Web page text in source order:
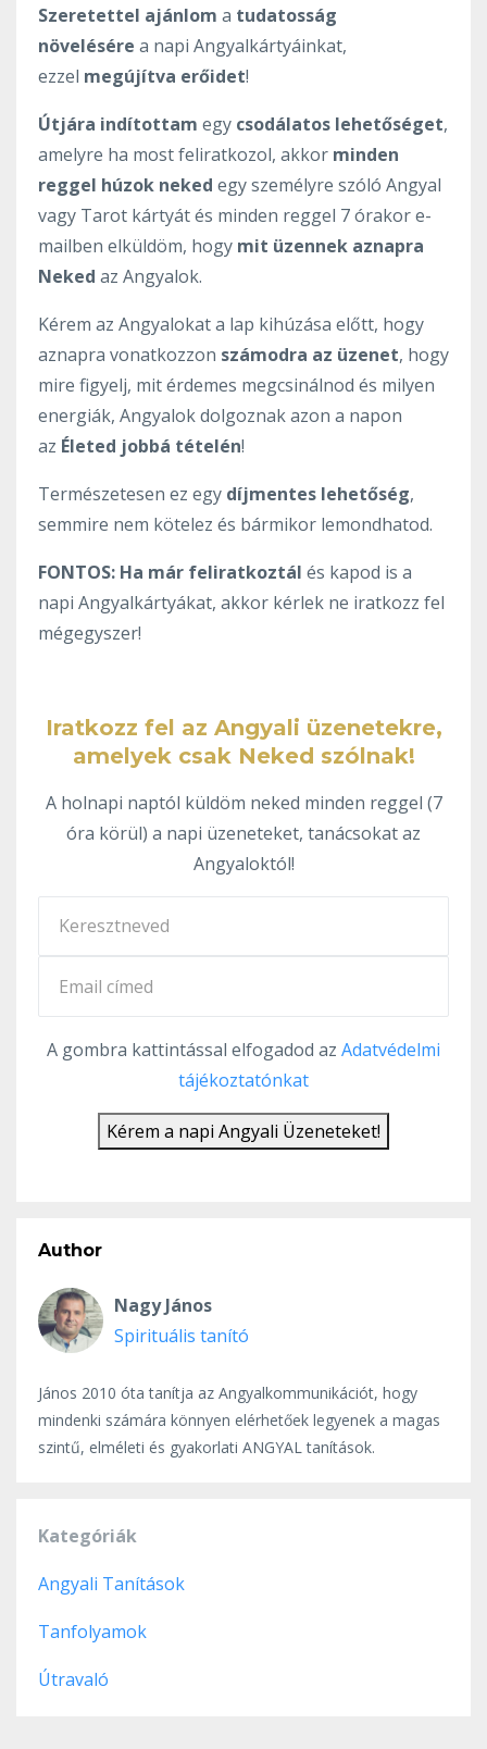
Szeretettel ajánlom a tudatosság
növelésére a napi Angyalkártyáinkat,
ezzel megújítva erőidet!
Útjára indítottam egy csodálatos lehetőséget,
amelyre ha most feliratkozol, akkor minden
reggel húzok neked egy személyre szóló Angyal
vagy Tarot kártyát és minden reggel 7 órakor e-
mailben elküldöm, hogy mit üzennek aznapra
Neked az Angyalok.
Kérem az Angyalokat a lap kihúzása előtt, hogy
aznapra vonatkozzon számodra az üzenet, hogy
mire figyelj, mit érdemes megcsinálnod és milyen
energiák, Angyalok dolgoznak azon a napon
az Életed jobbá tételén!
Természetesen ez egy díjmentes lehetőség,
semmire nem kötelez és bármikor lemondhatod.
FONTOS: Ha már feliratkoztál és kapod is a
napi Angyalkártyákat, akkor kérlek ne iratkozz fel
mégegyszer!
Iratkozz fel az Angyali üzenetekre,
amelyek csak Neked szólnak!
A holnapi naptól küldöm neked minden reggel (7
óra körül) a napi üzeneteket, tanácsokat az
Angyaloktól!
A gombra kattintással elfogadod az Adatvédelmi
tájékoztatónkat
Kérem a napi Angyali Üzeneteket!
Author
Nagy János
Spirituális tanító
János 2010 óta tanítja az Angyalkommunikációt, hogy
mindenki számára könnyen elérhetőek legyenek a magas
szintű, elméleti és gyakorlati ANGYAL tanítások.
Kategóriák
Angyali Tanítások
Tanfolyamok
Útravaló